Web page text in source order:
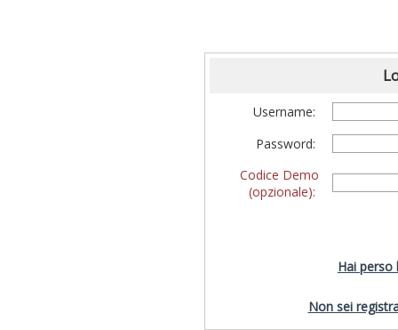
Username:
Password:
Codice Demo
(opzionale):
Hai perso
Non sei